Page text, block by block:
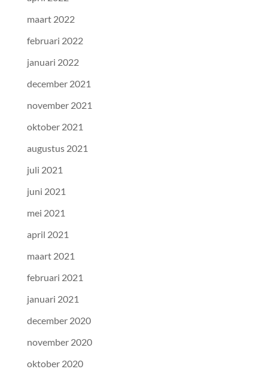
maart 2022
februari 2022
januari 2022
december 2021
november 2021
oktober 2021
augustus 2021
juli 2021
juni 2021
mei 2021
april 2021
maart 2021
februari 2021
januari 2021
december 2020
november 2020
oktober 2020